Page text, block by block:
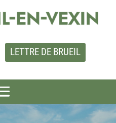
LETTRE DE BRUEIL